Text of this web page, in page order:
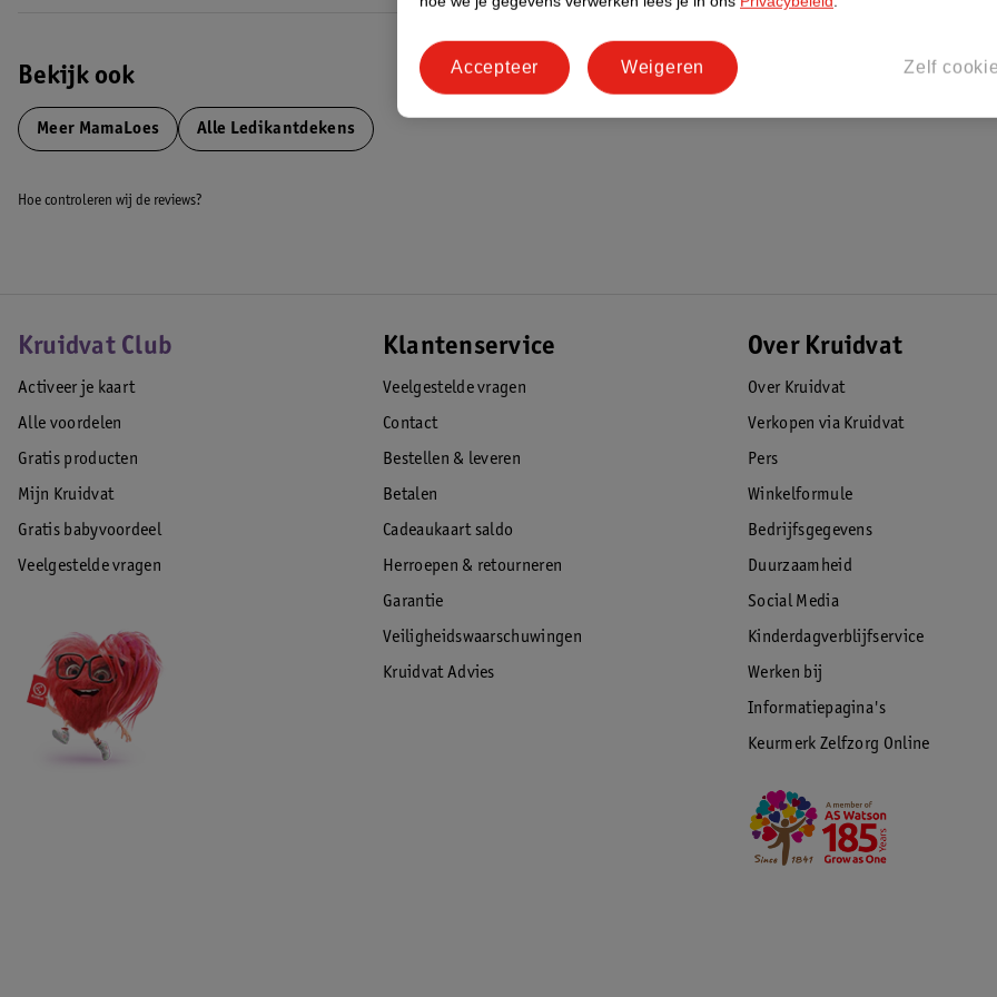
Bekijk ook
Meer MamaLoes Alle Ledikantdekens
Hoe controleren wij de reviews?
Kruidvat Club
Activeer je kaart
Alle voordelen
Gratis producten
Mijn Kruidvat
Gratis babyvoordeel
Veelgestelde vragen
Klantenservice
Veelgestelde vragen
Contact
Bestellen & leveren
Betalen
Cadeaukaart saldo
Herroepen & retourneren
Garantie
Veiligheidswaarschuwingen
Kruidvat Advies
Over Kruidvat
Over Kruidvat
Verkopen via Kruidvat
Pers
Winkelformule
Bedrijfsgegevens
Duurzaamheid
Social Media
Kinderdagverblijfservice
Werken bij
Informatiepagina's
Keurmerk Zelfzorg Online
Zelf
Weigeren
Accepteer